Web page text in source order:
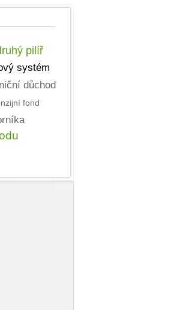
pilíř
systém
důchod
fond